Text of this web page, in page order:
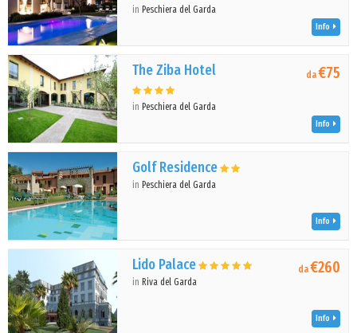
in Peschiera del Garda
Info
The Ziba Hotel
in Peschiera del Garda
da€75
Info
Golf Residence
in Peschiera del Garda
Info
Lido Palace
in Riva del Garda
da€260
Info